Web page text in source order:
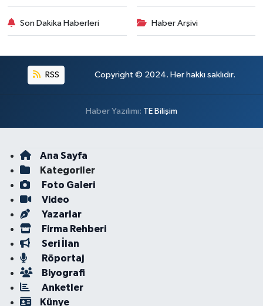
Son Dakika Haberleri Haber Arşivi
RSS Copyright © 2024. Her hakkı saklıdır.
Haber Yazılımı: TE Bilişim
Ana Sayfa
Kategoriler
Foto Galeri
Video
Yazarlar
Firma Rehberi
Seri İlan
Röportaj
Biyografi
Anketler
Künye